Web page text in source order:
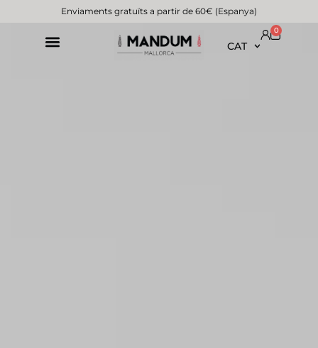
Enviaments gratuïts a partir de 60€ (Espanya)
CAT
0